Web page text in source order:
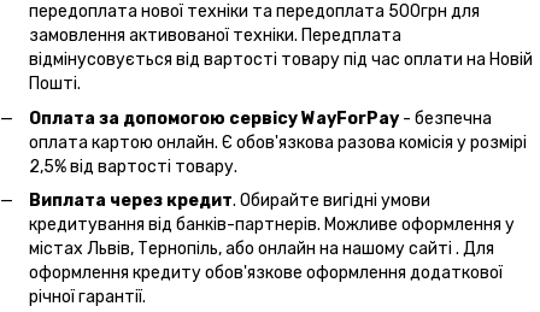
передоплата нової техніки та передоплата 500грн для
замовлення активованої техніки. Передплата
відмінусовується від вартості товару під час оплати на Новій
Пошті.
Оплата за допомогою сервісу WayForPay - безпечна
оплата картою онлайн. Є обов'язкова разова комісія у розмірі
2,5% від вартості товару.
Виплата через кредит. Обирайте вигідні умови
кредитування від банків-партнерів. Можливе оформлення у
містах Львів, Тернопіль, або онлайн на нашому сайті . Для
оформлення кредиту обов'язкове оформлення додаткової
річної гарантії.